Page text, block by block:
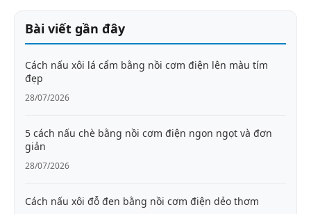
Bài viết gần đây
Cách nấu xôi lá cẩm bằng nồi cơm điện lên màu tím
đẹp
28/07/2026
5 cách nấu chè bằng nồi cơm điện ngon ngọt và đơn
giản
28/07/2026
Cách nấu xôi đỗ đen bằng nồi cơm điện dẻo thơm